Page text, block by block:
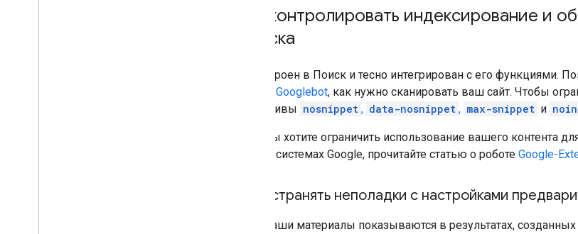
Как контролировать индексирование и
Поиска
ИИ встроен в Поиск и тесно интегрирован с его
Googlebot, как нужно сканировать ваш сайт. Чтобы
директивы nosnippet , data-nosnippet , max-snippet и
Если вы хотите ограничить использование вашего контента
других системах Google, прочитайте статью о роботе Google-
Как устранять неполадки с настройками
Если ваши материалы показываются в результатах,